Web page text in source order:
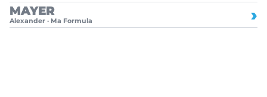
MAYER
Alexander · Ma Formula ›